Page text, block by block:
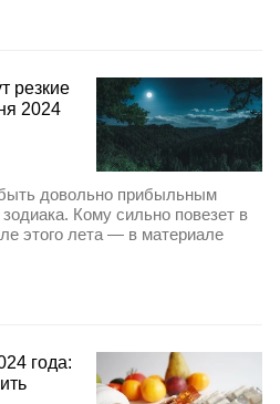
резкие
2024
довольно прибыльным
Кому сильно повезет в
этого лета — в материале
года: